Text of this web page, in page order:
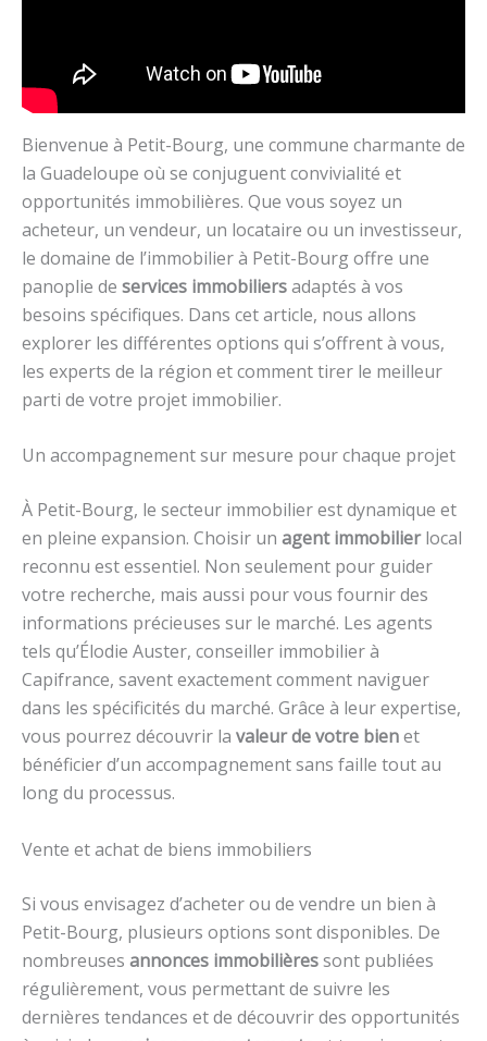
Bienvenue à Petit-Bourg, une commune charmante de
la Guadeloupe où se conjuguent convivialité et
opportunités immobilières. Que vous soyez un
acheteur, un vendeur, un locataire ou un investisseur,
le domaine de l’immobilier à Petit-Bourg offre une
panoplie de services immobiliersadaptés à vos
besoins spécifiques. Dans cet article, nous allons
explorer les différentes options qui s’offrent à vous,
les experts de la région et comment tirer le meilleur
parti de votre projet immobilier.
Un accompagnement sur mesure pour chaque projet
À Petit-Bourg, le secteur immobilier est dynamique et
en pleine expansion. Choisir un agent immobilierlocal
reconnu est essentiel. Non seulement pour guider
votre recherche, mais aussi pour vous fournir des
informations précieuses sur le marché. Les agents
tels qu’Élodie Auster, conseiller immobilier à
Capifrance, savent exactement comment naviguer
dans les spécificités du marché. Grâce à leur expertise,
vous pourrez découvrir la valeur de votre bienet
bénéficier d’un accompagnement sans faille tout au
long du processus.
Vente et achat de biens immobiliers
Si vous envisagez d’acheter ou de vendre un bien à
Petit-Bourg, plusieurs options sont disponibles. De
nombreuses annonces immobilièressont publiées
régulièrement, vous permettant de suivre les
dernières tendances et de découvrir des opportunités